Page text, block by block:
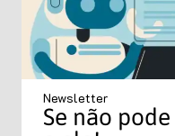
Newsletter
Se não